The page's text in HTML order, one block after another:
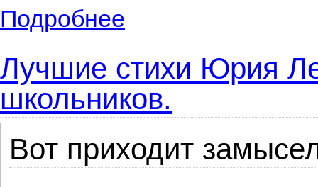
Подробнее
Лучшие стихи Юрия
школьников.
Вот приходит